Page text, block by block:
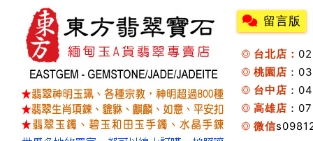
留言版
台北店：
桃園店 ：
台中店 ：
高雄店 ：
微信